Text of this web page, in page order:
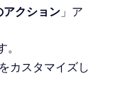
アクション 」ア
カスタマイズし